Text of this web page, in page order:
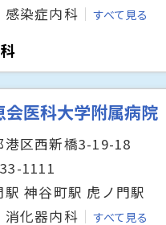
感染症内科 すべて見る
会医科大学附属病院
港区西新橋3-19-18
1111
駅 神谷町駅 虎ノ門駅
消化器内科 すべて見る